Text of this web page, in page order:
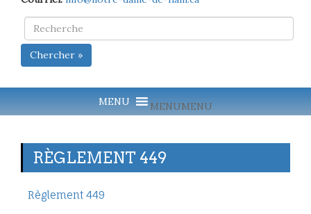
Chercher »
MENUMENU
RÈGLEMENT 449
Règlement 449